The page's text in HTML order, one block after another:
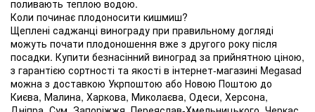
поливають теплою водою.
Коли починає плодоносити кишмиш?
Щеплені саджанці винограду при правильному догляді
можуть почати плодоношення вже з другого року після
посадки. Купити безнасінний виноград за прийнятною ціною,
з гарантією сортності та якості в інтернет-магазині Megasad
можна з доставкою Укрпоштою або Новою Поштою до
Києва, Малина, Харкова, Миколаєва, Одеси, Херсона,